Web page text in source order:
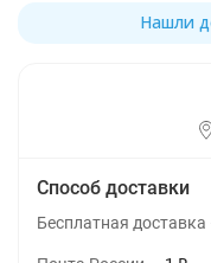
Способ доставки
Бесплатная доставка